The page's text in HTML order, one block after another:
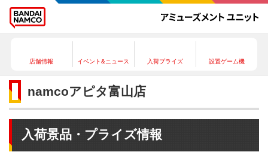
店舗情報 イベント&ニュース 入荷プライズ 設置ゲーム機
namcoアピタ富山店
入荷景品・プライズ情報